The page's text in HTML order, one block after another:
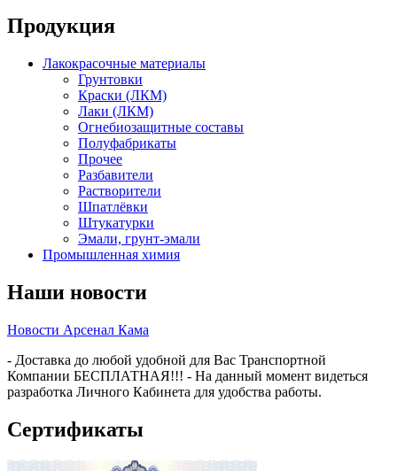
Продукция
Лакокрасочные материалы
Грунтовки
Краски (ЛКМ)
Лаки (ЛКМ)
Огнебиозащитные составы
Полуфабрикаты
Прочее
Разбавители
Растворители
Шпатлёвки
Штукатурки
Эмали, грунт-эмали
Промышленная химия
Наши новости
Новости Арсенал Кама
- Доставка до любой удобной для Вас Транспортной
Компании БЕСПЛАТНАЯ!!! - На данный момент видеться
разработка Личного Кабинета для удобства работы.
Сертификаты